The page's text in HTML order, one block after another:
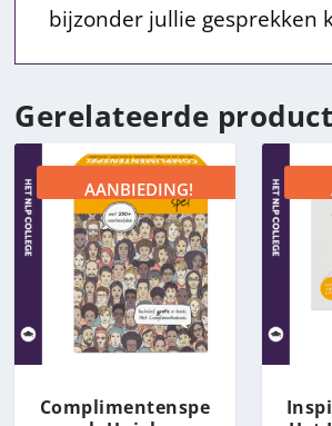
bijzonder jullie gesprekken
Gerelateerde
AANBIEDING!
Complimentenspe